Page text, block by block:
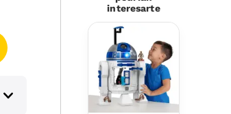
interesarte